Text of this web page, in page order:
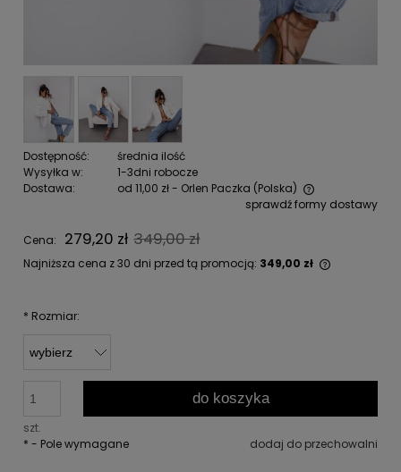
Dostępność:
średnia ilość
Wysyłka w:
1-3dni robocze
Dostawa:
od 11,00 zł- Orlen Paczka (Polska)
Cena nie zawiera ewentualnych kosztów płatności
sprawdź formy dostawy
Cena: 279,20 zł 349,00 zł
Najniższa cena z 30 dni przed tą promocją: 349,00 zł
* Rozmiar:
szt.
do koszyka
dodaj do przechowalni
* - Pole wymagane